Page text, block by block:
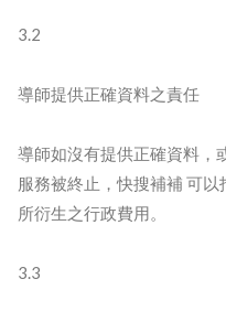
3.2
導師提供正確資料之責任
導師如沒有提供正確資料，
服務被終止，快搜補補 可
所衍生之行政費用。
3.3